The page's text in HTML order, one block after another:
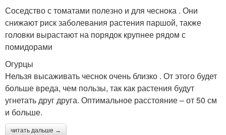
Соседство с томатами полезно и для чеснока . Они
снижают риск заболевания растения паршой, также
головки вырастают на порядок крупнее рядом с
помидорами
Огурцы
Нельзя высаживать чеснок очень близко . От этого будет
больше вреда, чем пользы, так как растения будут
угнетать друг друга. Оптимальное расстояние – от 50 см
и больше.
читать дальше →